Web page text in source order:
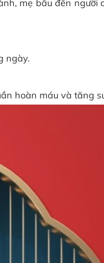
mẹ bầu đến người
ngày.
hoàn máu và tăng